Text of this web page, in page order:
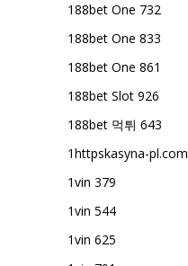
188bet One 732
188bet One 833
188bet One 861
188bet Slot 926
188bet 먹튀 643
1httpskasyna-pl.com
1vin 379
1vin 544
1vin 625